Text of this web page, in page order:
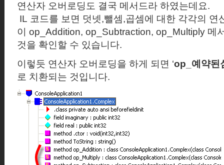
연산자 오버로딩도 결국 메서드라 하였는데요.
IL 코드를 보면 덧넷,뺄셈,곱셈에 대한 각각의 연
이
op_Addition, op_Subtraction, op_Multiply 메
것을 확인할 수 있습니다.
이렇듯 연산자 오버로딩을 하게 되면 ‘op_ 예약된
로 치환되는 것입니다.